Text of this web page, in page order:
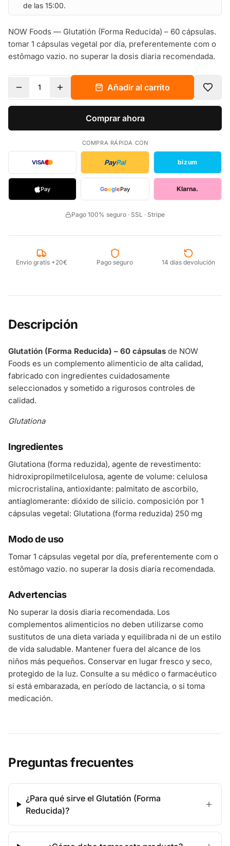
de las 15:00.
NOW Foods — Glutatión (Forma Reducida) – 60 cápsulas.
tomar 1 cápsulas vegetal por día, preferentemente com o
estômago vazio. no superar la dosis diaria recomendada.
1 Añadir al carrito
Comprar ahora
COMPRA RÁPIDA CON
VISA PayPal bizum
Pay GooglePay Klarna.
Pago 100% seguro · SSL · Stripe
Envío gratis +20€ Pago seguro 14 días devolución
Descripción
Glutatión (Forma Reducida) – 60 cápsulas de NOW
Foods es un complemento alimenticio de alta calidad,
fabricado con ingredientes cuidadosamente
seleccionados y sometido a rigurosos controles de
calidad.
Glutationa
Ingredientes
Glutationa (forma reduzida), agente de revestimento:
hidroxipropilmetilcelulosa, agente de volume: celulosa
microcristalina, antioxidante: palmitato de ascorbilo,
antiaglomerante: dióxido de silicio. composición por 1
cápsulas vegetal: Glutationa (forma reduzida) 250 mg
Modo de uso
Tomar 1 cápsulas vegetal por día, preferentemente com o
estômago vazio. no superar la dosis diaria recomendada.
Advertencias
No superar la dosis diaria recomendada. Los
complementos alimenticios no deben utilizarse como
sustitutos de una dieta variada y equilibrada ni de un estilo
de vida saludable. Mantener fuera del alcance de los
niños más pequeños. Conservar en lugar fresco y seco,
protegido de la luz. Consulte a su médico o farmacéutico
si está embarazada, en período de lactancia, o si toma
medicación.
Preguntas frecuentes
¿Para qué sirve el Glutatión (Forma
Reducida)?